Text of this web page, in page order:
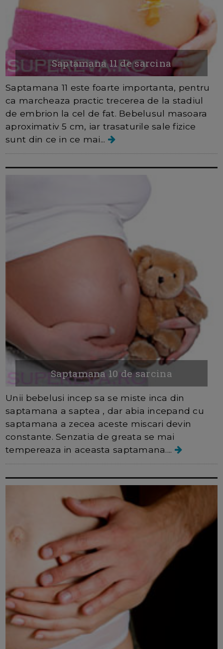
Saptamana 11 de sarcina
Saptamana 11 este foarte importanta, pentru
ca marcheaza practic trecerea de la stadiul
de embrion la cel de fat. Bebelusul masoara
aproximativ 5 cm, iar trasaturile sale fizice
sunt din ce in ce mai...
Saptamana 10 de sarcina
Unii bebelusi incep sa se miste inca din
saptamana a saptea , dar abia incepand cu
saptamana a zecea aceste miscari devin
constante. Senzatia de greata se mai
tempereaza in aceasta saptamana....